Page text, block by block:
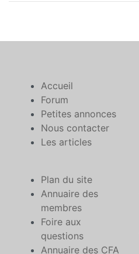
Accueil
Forum
Petites annonces
Nous contacter
Les articles
Plan du site
Annuaire des
membres
Foire aux
questions
Annuaire des CFA